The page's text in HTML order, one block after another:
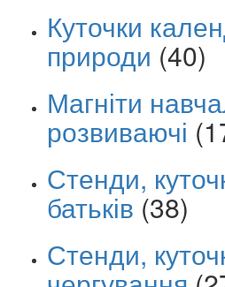
Куточки
природи (40)
Магніти
розвиваючі
Стенди,
батьків (38)
Стенди,